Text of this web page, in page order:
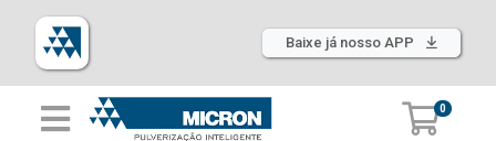
Baixe já nosso APP
0